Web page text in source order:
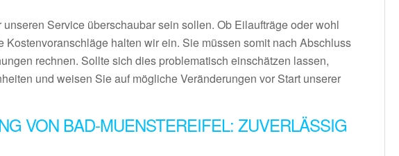
Service überschaubar sein sollen. Ob Eilaufträge oder wohl
halten wir ein. Sie müssen somit nach Abschluss
rechnen. Sollte sich dies problematisch einschätzen lassen,
und weisen Sie auf mögliche Veränderungen vor Start unserer
VON BAD-MUENSTEREIFEL: ZUVERLÄSSIG